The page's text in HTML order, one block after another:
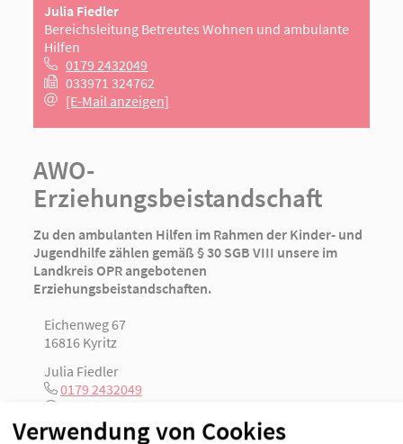
Julia Fiedler
Bereichsleitung Betreutes Wohnen und ambulante
Hilfen
0179 2432049
033971 324762
[E-Mail anzeigen]
AWO-
Erziehungsbeistandschaft
Zu den ambulanten Hilfen im Rahmen der Kinder- und
Jugendhilfe zählen gemäß § 30 SGB VIII unsere im
Landkreis OPR angebotenen
Erziehungsbeistandschaften.
Eichenweg 67
16816 Kyritz
Julia Fiedler
0179 2432049
www.awo-opr.de
Verwendung von Cookies